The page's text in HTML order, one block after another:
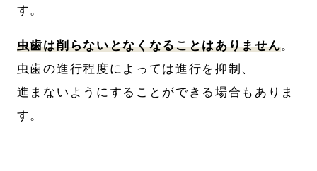
す。
虫歯は削らないとなくなることはありません。
虫歯の進行程度によっては進行を抑制、
進まないようにすることができる場合もありま
す。